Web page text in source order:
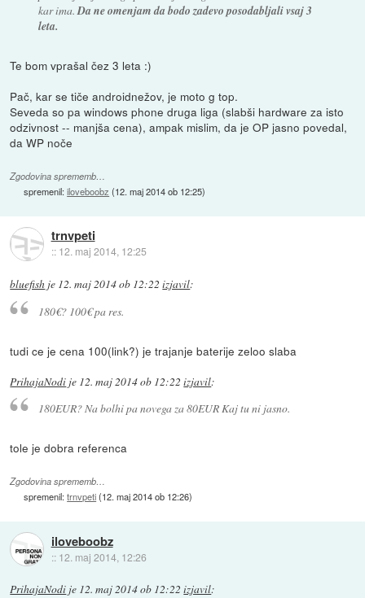
kar ima.Da ne omenjam da bodo zadevo posodabljali vsaj 3
leta.
Te bom vprašal čez 3 leta :)
Pač, kar se tiče androidnežov, je moto g top.
Seveda so pa windows phone druga liga (slabši hardware za isto
odzivnost -- manjša cena), ampak mislim, da je OP jasno povedal,
da WP noče
Zgodovina sprememb…
spremenil:iloveboobz (12. maj 2014 ob 12:25)
trnvpeti
:: 12. maj 2014, 12:25
bluefish je 12. maj 2014 ob 12:22 izjavil:
180€? 100€ pa res.
tudi ce je cena 100(link?) je trajanje baterije zeloo slaba
PrihajaNodi je 12. maj 2014 ob 12:22 izjavil:
180EUR? Na bolhi pa novega za 80EUR Kaj tu ni jasno.
tole je dobra referenca
Zgodovina sprememb…
spremenil:trnvpeti(12. maj 2014 ob 12:26)
iloveboobz
:: 12. maj 2014, 12:26
PrihajaNodi je 12. maj 2014 ob 12:22 izjavil: